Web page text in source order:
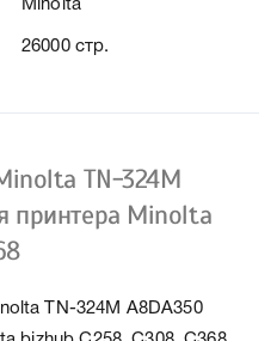
Minolta
26000 стр.
TN-324M
принтера Minolta
TN-324M A8DA350